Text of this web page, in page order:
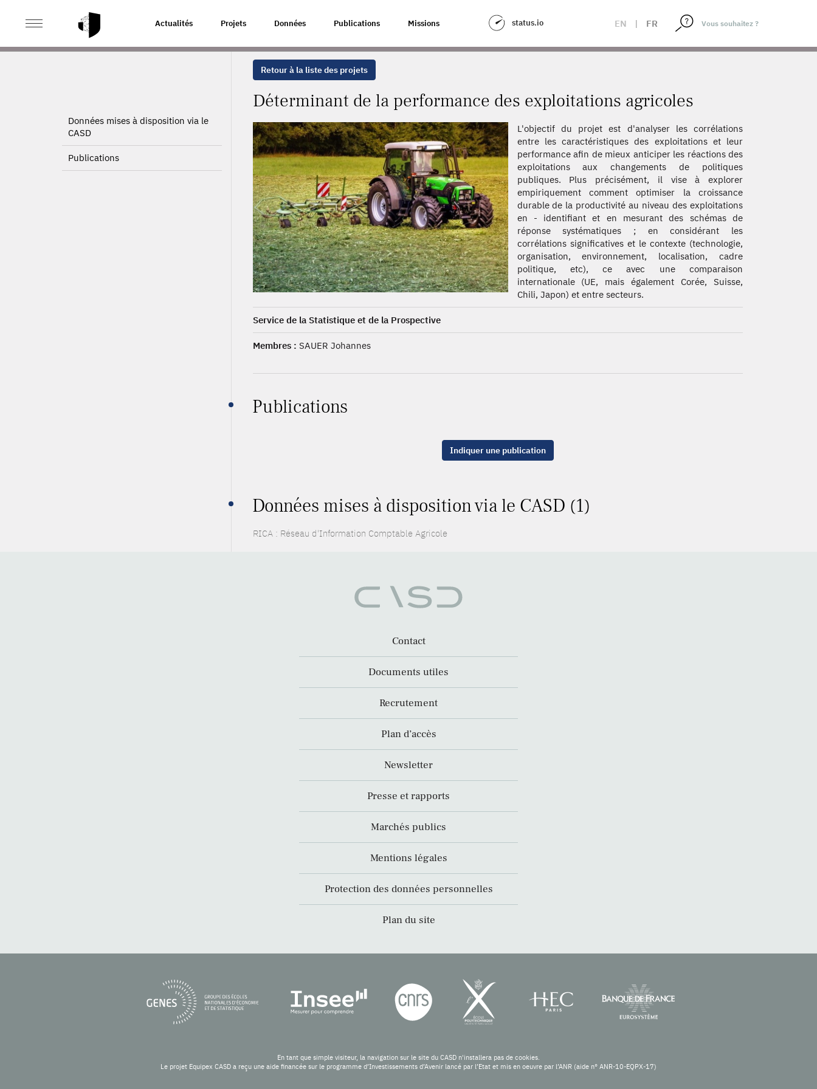
Actualités Projets Données Publications Missions status.io EN | FR
ACCUEIL DÉTERMINANT DE LA PERFORMANCE DES EXPLOITATIONS AGRICOLES
Données mises à disposition via le
CASD
Publications
Retour à la liste des projets
Déterminant de la performance des exploitations agricoles
L'objectif du projet est d'analyser les corrélations
entre les caractéristiques des exploitations et leur
performance afin de mieux anticiper les réactions des
exploitations aux changements de politiques
publiques. Plus précisément, il vise à explorer
empiriquement comment optimiser la croissance
durable de la productivité au niveau des exploitations
en - identifiant et en mesurant des schémas de
réponse systématiques ; en considérant les
corrélations significatives et le contexte (technologie,
organisation, environnement, localisation, cadre
politique, etc), ce avec une comparaison
internationale (UE, mais également Corée, Suisse,
Chili, Japon) et entre secteurs.
Service de la Statistique et de la Prospective
Membres : SAUER Johannes
Publications
Indiquer une publication
Données mises à disposition via le CASD (1)
RICA : Réseau d'Information Comptable Agricole
Contact
Documents utiles
Recrutement
Plan d’accès
Newsletter
Presse et rapports
Marchés publics
Mentions légales
Protection des données personnelles
Plan du site
En tant que simple visiteur, la navigation sur le site du CASD n'installera pas de cookies.
Le projet Equipex CASD a reçu une aide financée sur le programme d’Investissements d’Avenir lancé par l’Etat et mis en oeuvre par l’ANR (aide n° ANR-10-EQPX-17)